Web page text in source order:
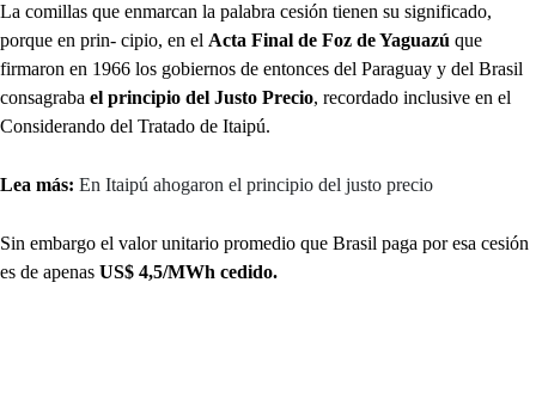
La comillas que enmarcan la palabra cesión tienen su significado,
porque en prin- cipio, en el Acta Final de Foz de Yaguazú que
firmaron en 1966 los gobiernos de entonces del Paraguay y del Brasil
consagraba el principio del Justo Precio, recordado inclusive en el
Considerando del Tratado de Itaipú.
Lea más: En Itaipú ahogaron el principio del justo precio
Sin embargo el valor unitario promedio que Brasil paga por esa cesión
es de apenas US$ 4,5/MWh cedido.